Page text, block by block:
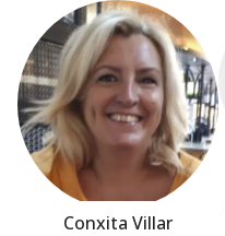
Conxita Villar